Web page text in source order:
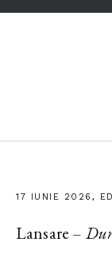
17 IUNIE 2026,
Lansare –